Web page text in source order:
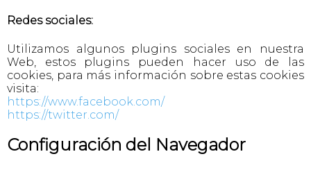
Redes sociales:
Utilizamos algunos plugins sociales en nuestra
Web, estos plugins pueden hacer uso de las
cookies, para más información sobre estas cookies
visita:
https://www.facebook.com/
https://twitter.com/
Configuración del Navegador